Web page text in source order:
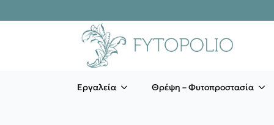
Εργαλεία Θρέψη – Φυτοπροστασία